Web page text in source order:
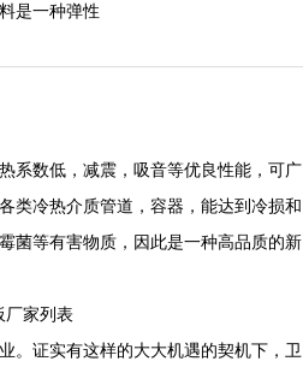
是一种弹性
系数低，减震，吸音等优良性能，可广
类冷热介质管道，容器，能达到冷损和
菌等有害物质，因此是一种高品质的新
厂家列表
证实有这样的大大机遇的契机下，卫